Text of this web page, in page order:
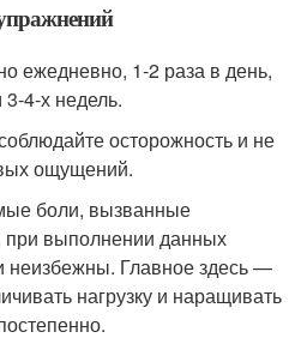
ежедневно, 1-2 раза в день,
4-х недель.
осторожность и не
ощущений.
боли, вызванные
выполнении данных
неизбежны. Главное здесь —
нагрузку и наращивать